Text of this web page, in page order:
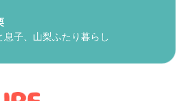
息子、山梨ふたり暮らし